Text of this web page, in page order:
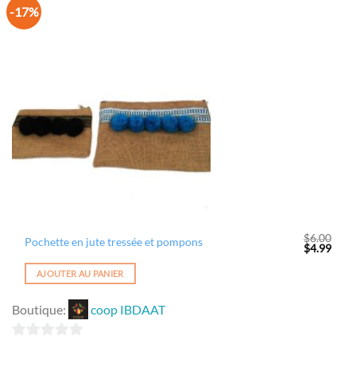
-17%
Pochette en jute tressée et pompons $6.00
Le
prix
$4.99Le
AJOUTER AU PANIER
Boutique: coop IBDAAT